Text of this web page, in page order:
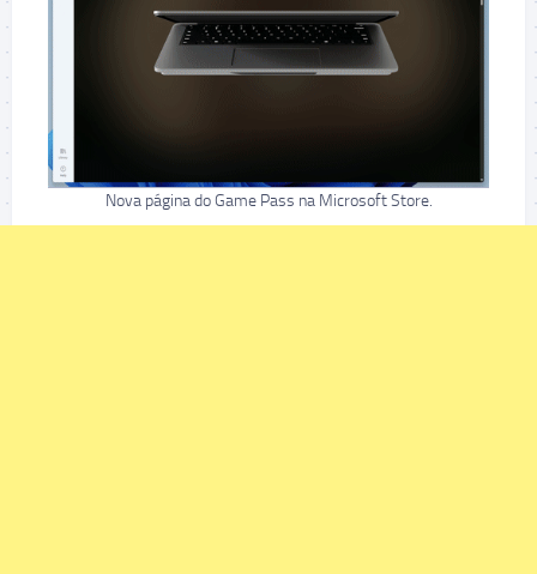
Nova página do Game Pass na Microsoft Store.